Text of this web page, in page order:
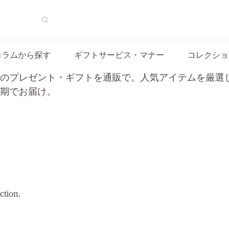
ムから探す ギフトサービス・マナー コレクシ
プレゼント・ギフトを通販で。人気アイテムを厳
でお届け。